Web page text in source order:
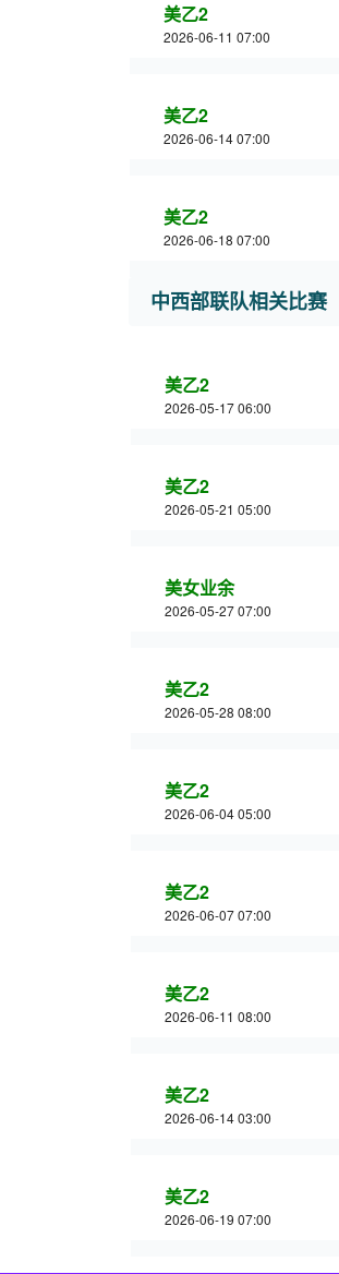
美乙2
2026-06-11 07:00
美乙2
2026-06-14 07:00
美乙2
2026-06-18 07:00
中西部联队相关比赛
美乙2
2026-05-17 06:00
美乙2
2026-05-21 05:00
美女业余
2026-05-27 07:00
美乙2
2026-05-28 08:00
美乙2
2026-06-04 05:00
美乙2
2026-06-07 07:00
美乙2
2026-06-11 08:00
美乙2
2026-06-14 03:00
美乙2
2026-06-19 07:00